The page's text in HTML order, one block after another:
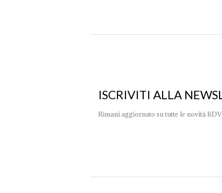
ISCRIVITI ALLA
Rimani aggiornato su tutte le novità RDV